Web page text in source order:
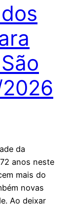
da
anos neste
mais do
novas
Ao deixar